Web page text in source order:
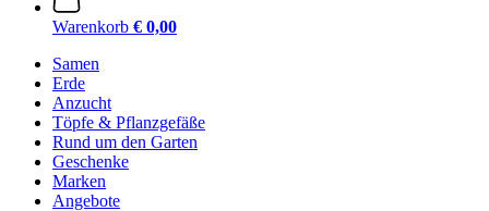
Warenkorb € 0,00
Samen
Erde
Anzucht
Töpfe & Pflanzgefäße
Rund um den Garten
Geschenke
Marken
Angebote